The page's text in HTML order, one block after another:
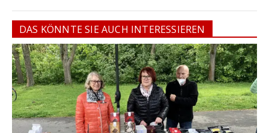
DAS KÖNNTE SIE AUCH INTERESSIEREN